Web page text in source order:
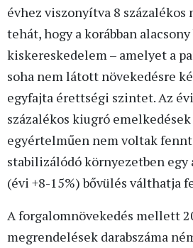
évhez viszonyítva 8 százalékos
tehát, hogy a korábban
kiskereskedelem – amelyet a
soha nem látott növekedésre
egyfajta érettségi szintet. Az
százalékos kiugró
egyértelműen nem voltak
stabilizálódó környezetben egy
(évi +8-15%) bővülés válthatja
A forgalomnövekedés mellett
megrendelések darabszáma